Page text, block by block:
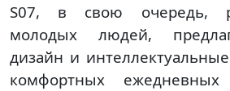
S07, в свою очередь,
молодых людей,
дизайн и
комфортных